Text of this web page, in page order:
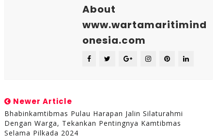
About
www.wartamaritimind
onesia.com
Newer Article
Bhabinkamtibmas Pulau Harapan Jalin Silaturahmi
Dengan Warga, Tekankan Pentingnya Kamtibmas
Selama Pilkada 2024